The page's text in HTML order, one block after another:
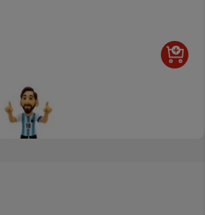
12cm